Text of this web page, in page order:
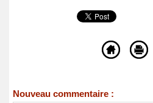
Nouveau commentaire :